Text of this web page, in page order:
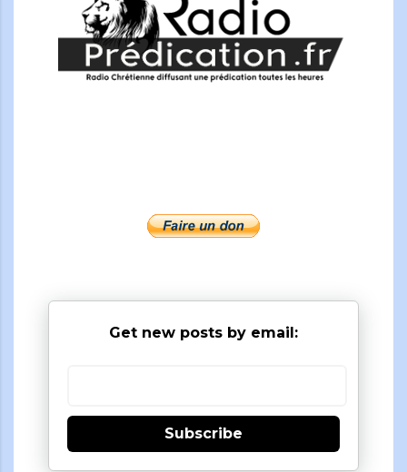
Get new posts by email:
Subscribe